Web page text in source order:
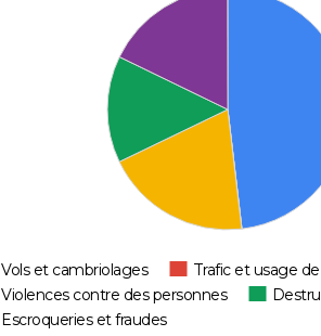
Vols et cambriolages
Trafic et usage
Violences contre des personnes
Escroqueries et fraudes